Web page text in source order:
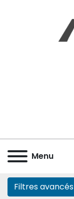
Menu
Filtres avancés